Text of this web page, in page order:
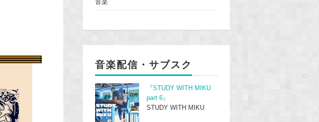
音楽
音楽配信・サブスク
『STUDY WITH MIKU
part 6』
STUDY WITH MIKU